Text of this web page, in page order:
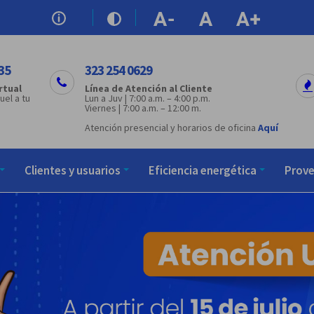
a tu
323 254 0629
Línea de Atención al Cliente
Lun a Juv | 7:00 a.m. – 4:00 p.m.
Viernes | 7:00 a.m. – 12:00 m.
Atención presencial y horarios de oficina Aquí
Clientes y usuarios Eficiencia energética